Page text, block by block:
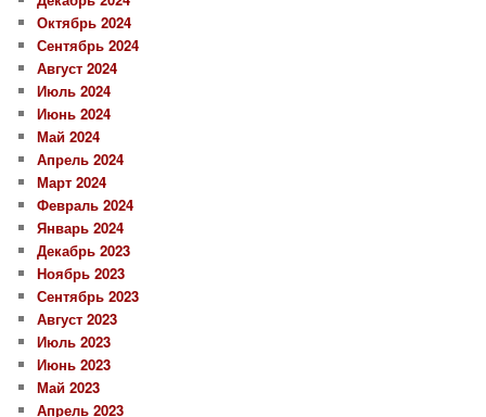
Октябрь 2024
Сентябрь 2024
Август 2024
Июль 2024
Июнь 2024
Май 2024
Апрель 2024
Март 2024
Февраль 2024
Январь 2024
Декабрь 2023
Ноябрь 2023
Сентябрь 2023
Август 2023
Июль 2023
Июнь 2023
Май 2023
Апрель 2023